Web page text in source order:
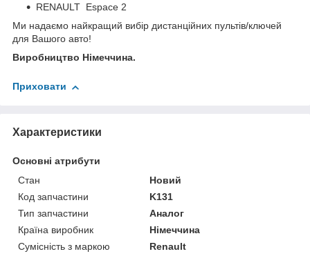
RENAULT Espace 2
Ми надаємо найкращий вибір дистанційних пультів/ключей
для Вашого авто!
Виробництво Німеччина.
Приховати
Характеристики
Основні атрибути
Стан
Новий
Код запчастини
K131
Тип запчастини
Аналог
Країна виробник
Німеччина
Сумісність з маркою
Renault